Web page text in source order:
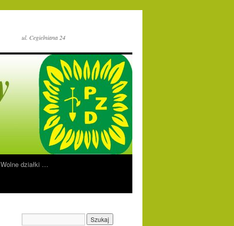
ul. Cegielniana 24
Wolne działki …